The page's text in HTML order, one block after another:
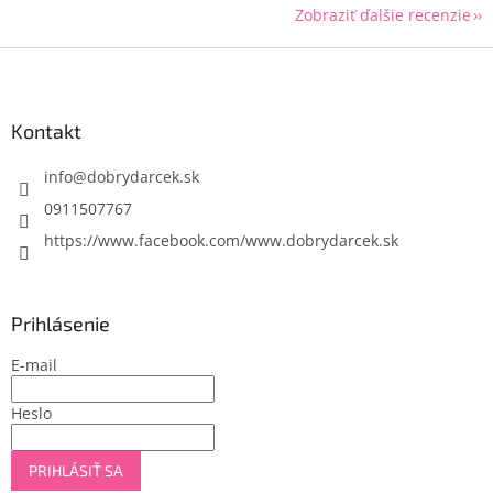
Zobraziť ďalšie recenzie
Kontakt
info@dobrydarcek.sk
0911507767
https://www.facebook.com/www.dobrydarcek.sk
Prihlásenie
E-mail
Heslo
PRIHLÁSIŤ SA